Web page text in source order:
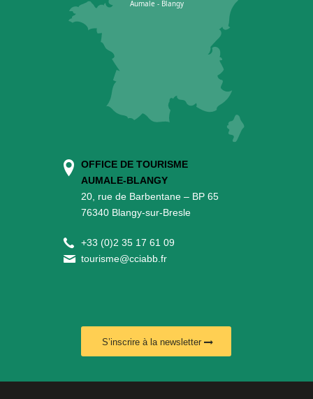
OFFICE DE TOURISME
AUMALE-BLANGY
20, rue de Barbentane – BP 65
76340 Blangy-sur-Bresle
+33 (0)2 35 17 61 09
tourisme@cciabb.fr
S’inscrire à la newsletter